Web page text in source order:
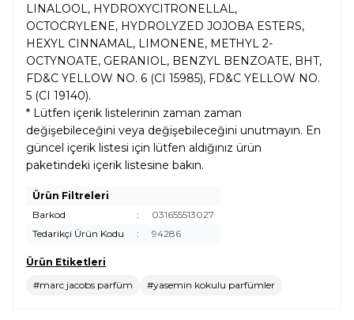
LINALOOL, HYDROXYCITRONELLAL,
OCTOCRYLENE, HYDROLYZED JOJOBA ESTERS,
HEXYL CINNAMAL, LIMONENE, METHYL 2-
OCTYNOATE, GERANIOL, BENZYL BENZOATE, BHT,
FD&C YELLOW NO. 6 (CI 15985), FD&C YELLOW NO.
5 (CI 19140).
* Lütfen içerik listelerinin zaman zaman
değişebileceğini veya değişebileceğini unutmayın. En
güncel içerik listesi için lütfen aldığınız ürün
paketindeki içerik listesine bakın.
Ürün Filtreleri
Barkod
:
031655513027
Tedarikçi Ürün Kodu
: 94286
Ürün Etiketleri
#marc jacobs parfüm
#yasemin kokulu parfümler